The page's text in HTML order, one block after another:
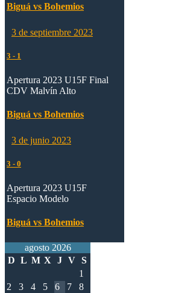
Biguá vs Bohemios
3 de septiembre 2023
3 - 1
Apertura 2023 U15F Final
CDV Malvín Alto
Biguá vs Bohemios
3 de junio 2023
3 - 0
Apertura 2023 U15F
Espacio Modelo
Biguá vs Bohemios
agosto 2026
D L M X J V S
1
2
3 4 5 6 7
8